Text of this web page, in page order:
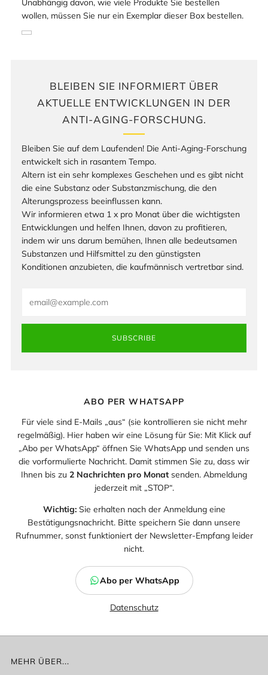
Unabhängig davon, wie viele Produkte Sie bestellen
wollen, müssen Sie nur ein Exemplar dieser Box bestellen.
BLEIBEN SIE INFORMIERT ÜBER
AKTUELLE ENTWICKLUNGEN IN DER
ANTI-AGING-FORSCHUNG.
Bleiben Sie auf dem Laufenden! Die Anti-Aging-Forschung
entwickelt sich in rasantem Tempo.
Altern ist ein sehr komplexes Geschehen und es gibt nicht
die eine Substanz oder Substanzmischung, die den
Alterungsprozess beeinflussen kann.
Wir informieren etwa 1 x pro Monat über die wichtigsten
Entwicklungen und helfen Ihnen, davon zu profitieren,
indem wir uns darum bemühen, Ihnen alle bedeutsamen
Substanzen und Hilfsmittel zu den günstigsten
Konditionen anzubieten, die kaufmännisch vertretbar sind.
SUBSCRIBE
ABO PER WHATSAPP
Für viele sind E-Mails „aus“ (sie kontrollieren sie nicht mehr
regelmäßig). Hier haben wir eine Lösung für Sie: Mit Klick auf
„Abo per WhatsApp“ öffnen Sie WhatsApp und senden uns
die vorformulierte Nachricht. Damit stimmen Sie zu, dass wir
Ihnen bis zu 2 Nachrichten pro Monat senden. Abmeldung
jederzeit mit „STOP“.
Wichtig:Sie erhalten nach der Anmeldung eine
Bestätigungsnachricht. Bitte speichern Sie dann unsere
Rufnummer, sonst funktioniert der Newsletter-Empfang leider
nicht.
Abo per WhatsApp
Datenschutz
MEHR ÜBER...